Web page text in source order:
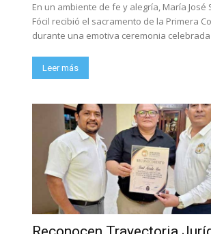
En un ambiente de fe y alegría, María José
Fócil recibió el sacramento de la Primera
durante una emotiva ceremonia celebrada
Leer más